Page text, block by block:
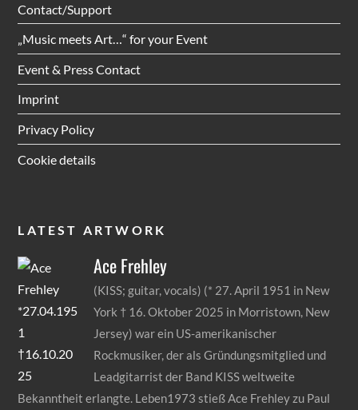
Contact/Support
„Music meets Art…“ for your Event
Event & Press Contact
Imprint
Privacy Policy
Cookie details
LATEST ARTWORK
AceFrehley
(KISS; guitar, vocals) (* 27. April 1951 in New
York † 16. Oktober 2025 in Morristown, New
Jersey) war ein US-amerikanischer
Rockmusiker, der als Gründungsmitglied und
Leadgitarrist der Band KISS weltweite
Bekanntheit erlangte. Leben1973 stieß Ace Frehley zu Paul